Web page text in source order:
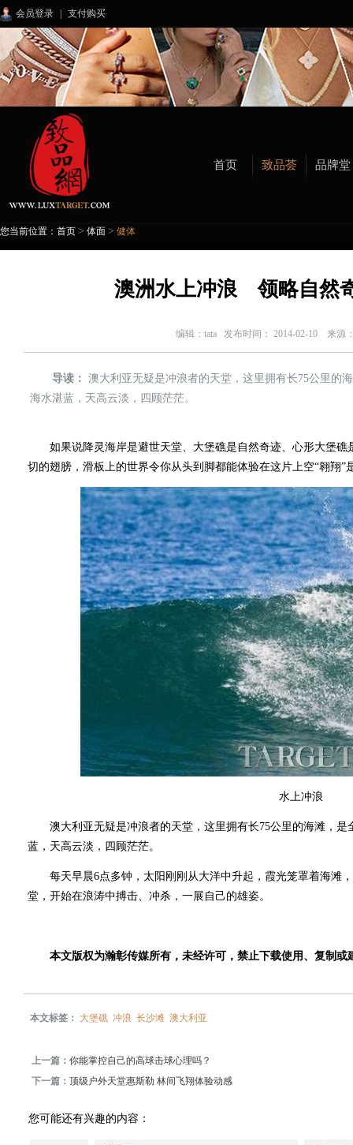
会员登录 支付购买
首页 致品荟 品牌堂
您当前位置： 首页 > 体面 > 健体
澳洲水上冲浪 领略自然
编辑： tata 发布时间： 2014-02-10 来源
导读： 澳大利亚无疑是冲浪者的天堂，这里拥有长75公里的
海水湛蓝，天高云淡，四顾茫茫。
如果说降灵海岸是避世天堂、大堡礁是自然奇迹、心形大堡礁
切的翅膀，滑板上的世界令你从头到脚都能体验在这片上空“翱翔”
水上冲浪
澳大利亚无疑是冲浪者的天堂，这里拥有长75公里的海滩，是
蓝，天高云淡，四顾茫茫。
每天早晨6点多钟，太阳刚刚从大洋中升起，霞光笼罩着海滩
堂，开始在浪涛中搏击、冲杀，一展自己的雄姿。
本文版权为瀚彰传媒所有，未经许可，禁止下载使用、复制或
本文标签： 大堡礁 冲浪 长沙滩 澳大利亚
上一篇：你能掌控自己的高球击球心理吗？
下一篇：顶级户外天堂惠斯勒 林间飞翔体验动感
您可能还有兴趣的内容：